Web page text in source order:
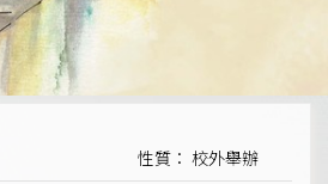
性質： 校外舉辦